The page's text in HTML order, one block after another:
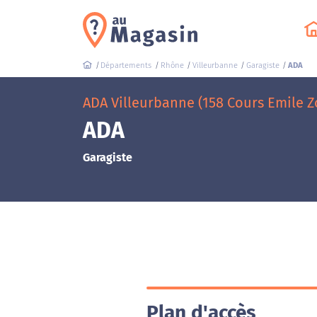
Départements Rhône Villeurbanne Garagiste ADA
ADA Villeurbanne (158 Cours Emile
ADA
Garagiste